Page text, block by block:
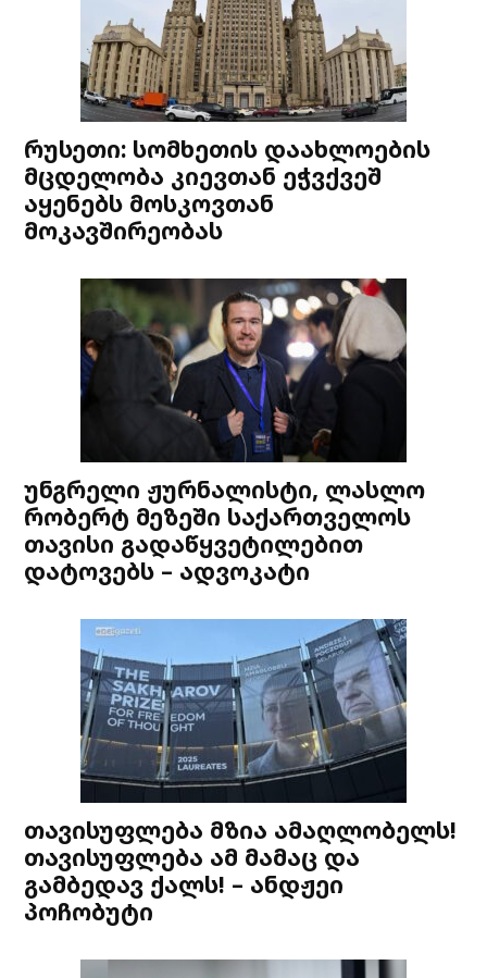
რუსეთი: სომხეთის დაახლოების
მცდელობა კიევთან ეჭვქვეშ
აყენებს მოსკოვთან
მოკავშირეობას
უნგრელი ჟურნალისტი, ლასლო
რობერტ მეზეში საქართველოს
თავისი გადაწყვეტილებით
დატოვებს – ადვოკატი
თავისუფლება მზია ამაღლობელს!
თავისუფლება ამ მამაც და
გამბედავ ქალს! – ანდჟეი
პოჩობუტი